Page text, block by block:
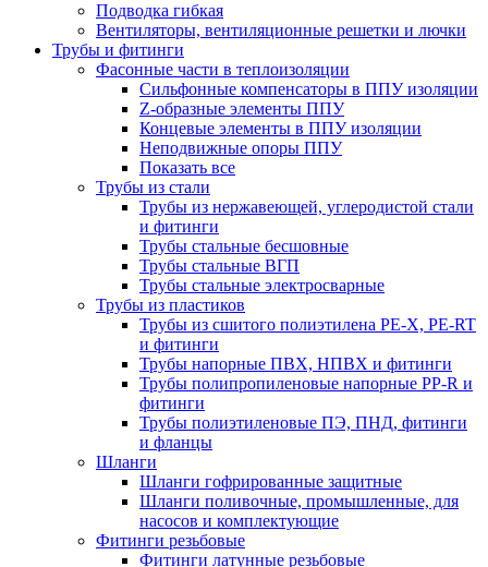
Подводка гибкая
Вентиляторы, вентиляционные решетки и лючки
Трубы и фитинги
Фасонные части в теплоизоляции
Cильфонные компенсаторы в ППУ изоляции
Z-образные элементы ППУ
Концевые элементы в ППУ изоляции
Неподвижные опоры ППУ
Показать все
Трубы из стали
Трубы из нержавеющей, углеродистой стали
и фитинги
Трубы стальные бесшовные
Трубы стальные ВГП
Трубы стальные электросварные
Трубы из пластиков
Трубы из сшитого полиэтилена PE-X, PE-RT
и фитинги
Трубы напорные ПВХ, НПВХ и фитинги
Трубы полипропиленовые напорные PP-R и
фитинги
Трубы полиэтиленовые ПЭ, ПНД, фитинги
и фланцы
Шланги
Шланги гофрированные защитные
Шланги поливочные, промышленные, для
насосов и комплектующие
Фитинги резьбовые
Фитинги латунные резьбовые